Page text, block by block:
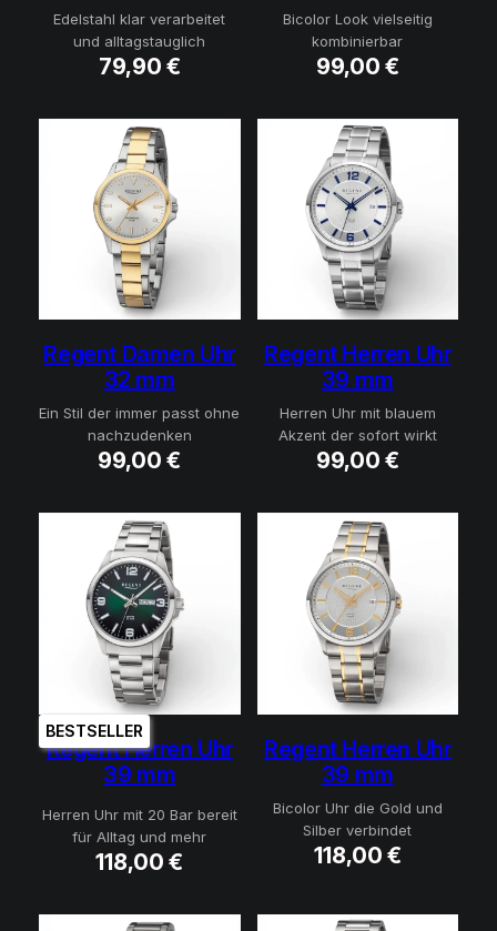
Edelstahl klar verarbeitet
und alltagstauglich
79,90 €
Bicolor Look vielseitig
kombinierbar
99,00 €
Regent Damen Uhr
32 mm
Ein Stil der immer passt ohne
nachzudenken
99,00€
Regent Herren Uhr
39 mm
Herren Uhr mit blauem
Akzent der sofort wirkt
99,00 €
BESTSELLER
Regent Herren Uhr
39 mm
Herren Uhr mit 20 Bar bereit
für Alltag und mehr
118,00€
Regent Herren Uhr
39 mm
Bicolor Uhr die Gold und
Silber verbindet
118,00 €